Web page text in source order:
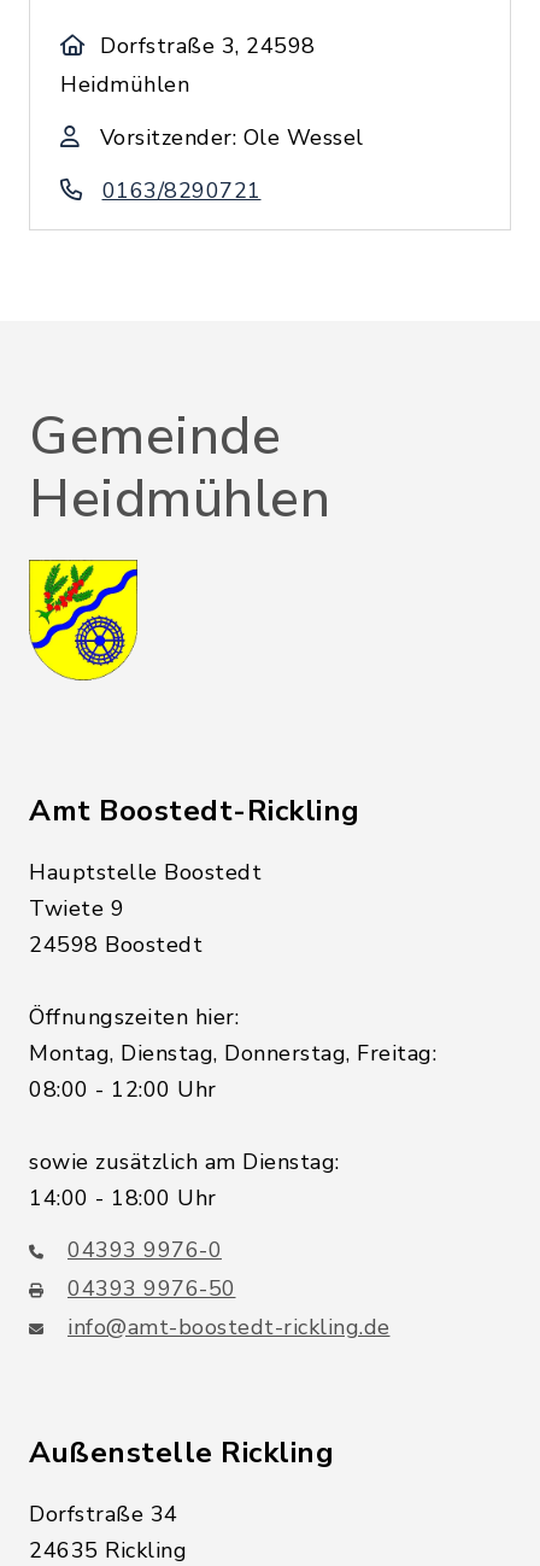
Dorfstraße 3, 24598
Heidmühlen
Vorsitzender: Ole Wessel
0163/8290721
Gemeinde
Heidmühlen
Amt Boostedt-Rickling
Hauptstelle Boostedt
Twiete 9
24598 Boostedt
Öffnungszeiten hier:
Montag, Dienstag, Donnerstag, Freitag:
08:00 - 12:00 Uhr
sowie zusätzlich am Dienstag:
14:00 - 18:00 Uhr
04393 9976-0
04393 9976-50
info@amt-boostedt-rickling.de
Außenstelle Rickling
Dorfstraße 34
24635 Rickling